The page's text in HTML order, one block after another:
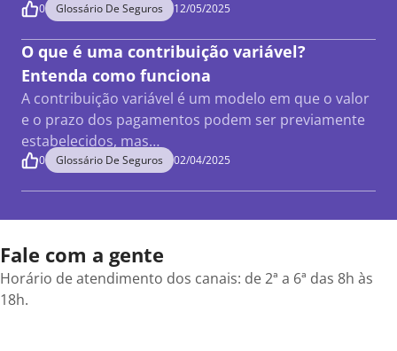
0 Glossário De Seguros 12/05/2025
O que é uma contribuição variável?
Entenda como funciona
A contribuição variável é um modelo em que o valor
e o prazo dos pagamentos podem ser previamente
estabelecidos, mas…
0 Glossário De Seguros 02/04/2025
Fale com a gente
Horário de atendimento dos canais: de 2ª a 6ª das 8h às
18h.